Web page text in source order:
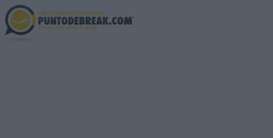
Skip
to
main